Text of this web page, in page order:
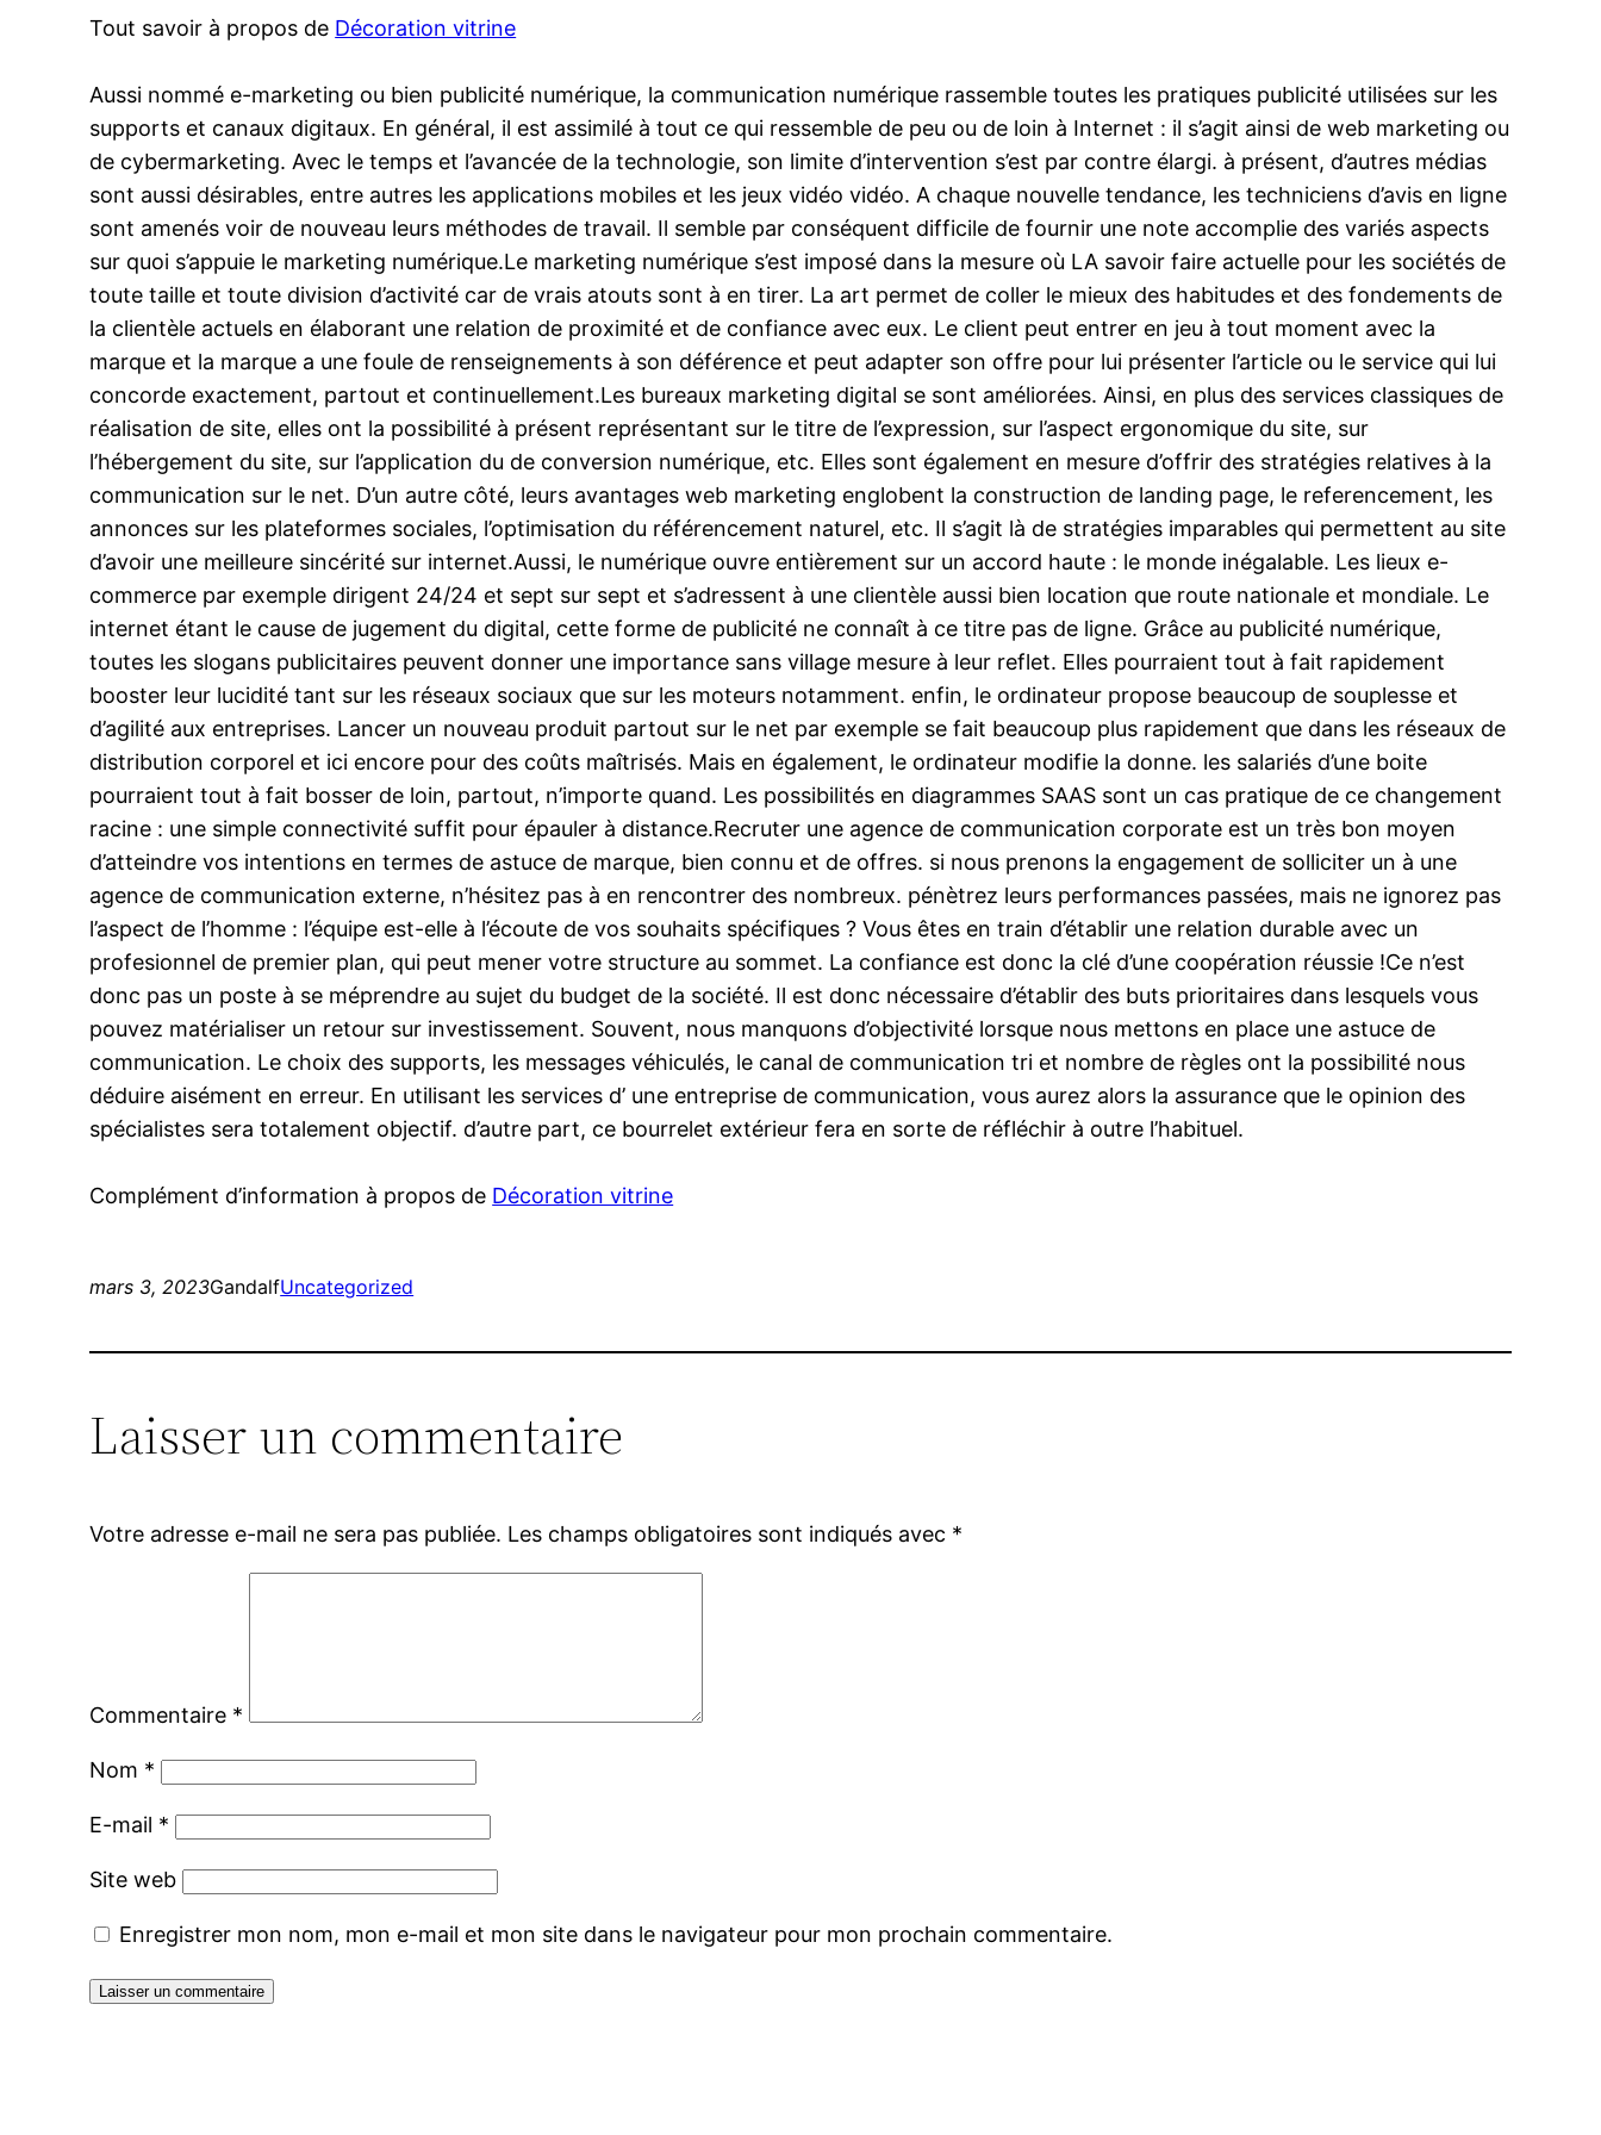
Tout savoir à propos de Décoration vitrine
Aussi nommé e-marketing ou bien publicité numérique, la communication numérique rassemble toutes les pratiques publicité utilisées sur les
supports et canaux digitaux. En général, il est assimilé à tout ce qui ressemble de peu ou de loin à Internet : il s’agit ainsi de web marketing ou
de cybermarketing. Avec le temps et l’avancée de la technologie, son limite d’intervention s’est par contre élargi. à présent, d’autres médias
sont aussi désirables, entre autres les applications mobiles et les jeux vidéo vidéo. A chaque nouvelle tendance, les techniciens d’avis en ligne
sont amenés voir de nouveau leurs méthodes de travail. Il semble par conséquent difficile de fournir une note accomplie des variés aspects
sur quoi s’appuie le marketing numérique.Le marketing numérique s’est imposé dans la mesure où LA savoir faire actuelle pour les sociétés de
toute taille et toute division d’activité car de vrais atouts sont à en tirer. La art permet de coller le mieux des habitudes et des fondements de
la clientèle actuels en élaborant une relation de proximité et de confiance avec eux. Le client peut entrer en jeu à tout moment avec la
marque et la marque a une foule de renseignements à son déférence et peut adapter son offre pour lui présenter l’article ou le service qui lui
concorde exactement, partout et continuellement.Les bureaux marketing digital se sont améliorées. Ainsi, en plus des services classiques de
réalisation de site, elles ont la possibilité à présent représentant sur le titre de l’expression, sur l’aspect ergonomique du site, sur
l’hébergement du site, sur l’application du de conversion numérique, etc. Elles sont également en mesure d’offrir des stratégies relatives à la
communication sur le net. D’un autre côté, leurs avantages web marketing englobent la construction de landing page, le referencement, les
annonces sur les plateformes sociales, l’optimisation du référencement naturel, etc. Il s’agit là de stratégies imparables qui permettent au site
d’avoir une meilleure sincérité sur internet.Aussi, le numérique ouvre entièrement sur un accord haute : le monde inégalable. Les lieux e-
commerce par exemple dirigent 24/24 et sept sur sept et s’adressent à une clientèle aussi bien location que route nationale et mondiale. Le
internet étant le cause de jugement du digital, cette forme de publicité ne connaît à ce titre pas de ligne. Grâce au publicité numérique,
toutes les slogans publicitaires peuvent donner une importance sans village mesure à leur reflet. Elles pourraient tout à fait rapidement
booster leur lucidité tant sur les réseaux sociaux que sur les moteurs notamment. enfin, le ordinateur propose beaucoup de souplesse et
d’agilité aux entreprises. Lancer un nouveau produit partout sur le net par exemple se fait beaucoup plus rapidement que dans les réseaux de
distribution corporel et ici encore pour des coûts maîtrisés. Mais en également, le ordinateur modifie la donne. les salariés d’une boite
pourraient tout à fait bosser de loin, partout, n’importe quand. Les possibilités en diagrammes SAAS sont un cas pratique de ce changement
racine : une simple connectivité suffit pour épauler à distance.Recruter une agence de communication corporate est un très bon moyen
d’atteindre vos intentions en termes de astuce de marque, bien connu et de offres. si nous prenons la engagement de solliciter un à une
agence de communication externe, n’hésitez pas à en rencontrer des nombreux. pénètrez leurs performances passées, mais ne ignorez pas
l’aspect de l’homme : l’équipe est-elle à l’écoute de vos souhaits spécifiques ? Vous êtes en train d’établir une relation durable avec un
profesionnel de premier plan, qui peut mener votre structure au sommet. La confiance est donc la clé d’une coopération réussie !Ce n’est
donc pas un poste à se méprendre au sujet du budget de la société. Il est donc nécessaire d’établir des buts prioritaires dans lesquels vous
pouvez matérialiser un retour sur investissement. Souvent, nous manquons d’objectivité lorsque nous mettons en place une astuce de
communication. Le choix des supports, les messages véhiculés, le canal de communication tri et nombre de règles ont la possibilité nous
déduire aisément en erreur. En utilisant les services d’ une entreprise de communication, vous aurez alors la assurance que le opinion des
spécialistes sera totalement objectif. d’autre part, ce bourrelet extérieur fera en sorte de réfléchir à outre l’habituel.
Complément d’information à propos de Décoration vitrine
mars 3, 2023GandalfUncategorized
Laisser un commentaire
Votre adresse e-mail ne sera pas publiée. Les champs obligatoires sont indiqués avec *
Commentaire *
Nom *
E-mail *
Site web
Enregistrer mon nom, mon e-mail et mon site dans le navigateur pour mon prochain commentaire.